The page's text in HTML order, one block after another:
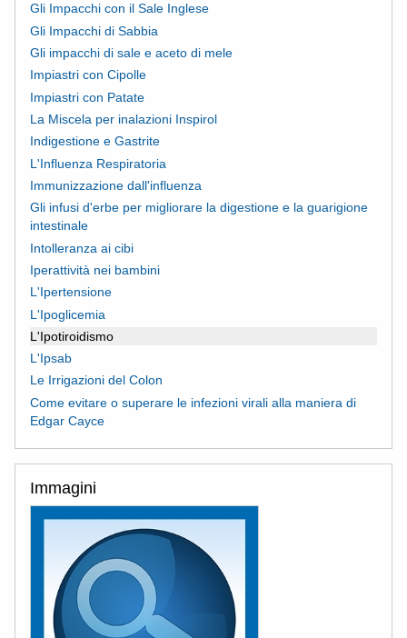
Gli Impacchi con il Sale Inglese
Gli Impacchi di Sabbia
Gli impacchi di sale e aceto di mele
Impiastri con Cipolle
Impiastri con Patate
La Miscela per inalazioni Inspirol
Indigestione e Gastrite
L'Influenza Respiratoria
Immunizzazione dall'influenza
Gli infusi d'erbe per migliorare la digestione e la guarigione
intestinale
Intolleranza ai cibi
Iperattività nei bambini
L'Ipertensione
L'Ipoglicemia
L'Ipotiroidismo
L'Ipsab
Le Irrigazioni del Colon
Come evitare o superare le infezioni virali alla maniera di
Edgar Cayce
Immagini